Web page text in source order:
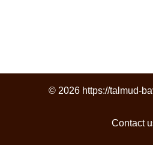
© 2026 https://talmud-
Contact